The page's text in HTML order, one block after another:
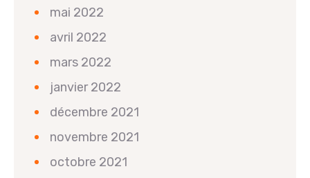
mai 2022
avril 2022
mars 2022
janvier 2022
décembre 2021
novembre 2021
octobre 2021